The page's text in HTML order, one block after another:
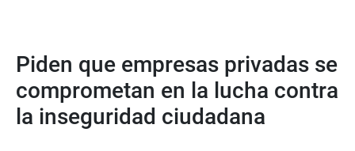
Piden que empresas privadas se
comprometan en la lucha contra
la inseguridad ciudadana